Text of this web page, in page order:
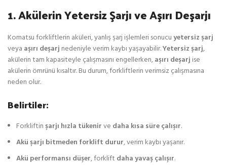
1. Akülerin Yetersiz Şarjı ve Aşırı Deşarjı
Komatsu forkliftlerin aküleri, yanlış şarj işlemleri sonucuyetersiz şarj
veya aşırı deşarj nedeniyle verim kaybı yaşayabilir.Yetersiz şarj,
akülerin tam kapasiteyle çalışmasını engellerken,aşırı deşarj ise
akülerin ömrünü kısaltır. Bu durum, forkliftlerin verimsiz çalışmasına
neden olur.
Belirtiler:
Forkliftinşarjı hızla tükenirve daha kısa süre çalışır.
Akü şarjı bitmeden forklift durur, verim kaybı yaşanır.
Akü performansı düşer, forklift daha yavaş çalışır.